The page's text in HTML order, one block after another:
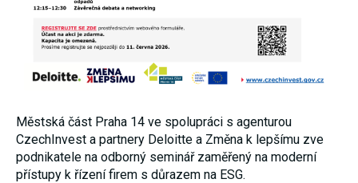
Městská část Praha 14 ve spolupráci s agenturou
CzechInvest a partnery Deloitte a Změna k lepšímu zve
podnikatele na odborný seminář zaměřený na moderní
přístupy k řízení firem s důrazem na ESG.
Analytické
Analytické
cookies nám
výkonu
našeho webu
a našich
reklamních
kampaní.